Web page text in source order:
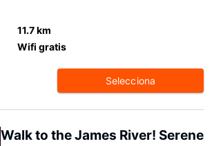
11.7 km
Wifi gratis
Selecciona
Walk to the James River! Serene